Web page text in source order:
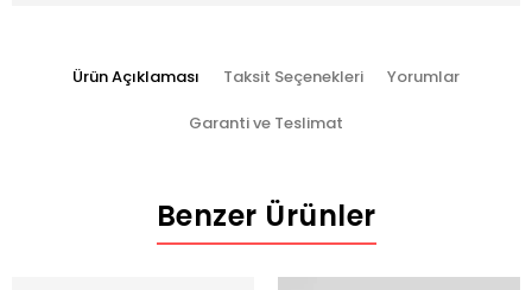
Ürün Açıklaması Taksit Seçenekleri Yorumlar
Garanti ve Teslimat
Benzer Ürünler